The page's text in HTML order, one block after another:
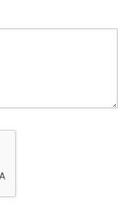
Прошу
Пускай
в Омске
уши вешает и